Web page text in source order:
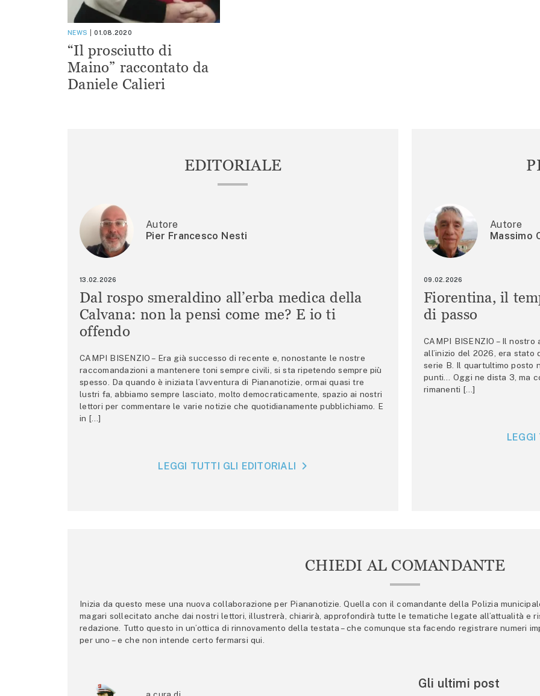
NEWS 01.08.2020
“Il prosciutto di
Maino” raccontato da
Daniele Calieri
EDITORIALE
Autore
Pier Francesco Nesti
13.02.2026
Dal rospo smeraldino all’erba medica della
Calvana: non la pensi come me? E io ti
offendo
CAMPI BISENZIO – Era già successo di recente e, nonostante le nostre
raccomandazioni a mantenere toni sempre civili, si sta ripetendo sempre più
spesso. Da quando è iniziata l’avventura di Piananotizie, ormai quasi tre
lustri fa, abbiamo sempre lasciato, molto democraticamente, spazio ai nostri
lettori per commentare le varie notizie che quotidianamente pubblichiamo. E
in […]
LEGGI TUTTI GLI EDITORIALI
Autore
Massimo
09.02.2026
Fiorentina, il
di passo
CAMPI BISENZIO – Il
all’inizio del 2026, era stato
serie B. Il quartultimo posto
punti… Oggi ne dista 3, ma
rimanenti […]
CHIEDI AL COMANDANTE
Inizia da questo mese una nuova collaborazione per Piananotizie. Quella con il comandante della Polizia
magari sollecitato anche dai nostri lettori, illustrerà, chiarirà, approfondirà tutte le tematiche legate all’attualità e
redazione. Tutto questo in un’ottica di rinnovamento della testata – che comunque sta facendo registrare numeri
per uno – e che non intende certo fermarsi qui.
Gli ultimi post